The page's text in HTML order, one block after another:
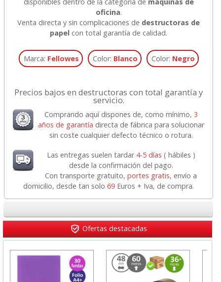
oficina.
Venta directa y sin complicaciones de destructoras de
papel con total garantía de calidad.
Marca: Fellowes Color: Blanco Color: Negro
Precios bajos en destructoras con total garantía y
servicio.
Comprando aquí dispones de, como mínimo, 3
años de garantía directa de fábrica para solucionar
sin coste cualquier defecto técnico o rotura.
Las entregas suelen tardar 4-5 días ( hábiles )
desde la confirmación del pago.
Con transporte gratuito,portes gratis, envío a
domicilio, desde tan solo69 Euros + Iva, de compra.
Ofertas destacadas